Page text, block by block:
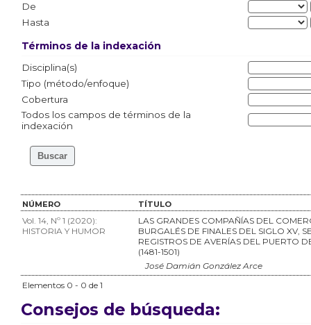
De
Hasta
Términos de la indexación
Disciplina(s)
Tipo (método/enfoque)
Cobertura
Todos los campos de términos de la
indexación
NÚMERO TÍTULO
Vol. 14, Nº 1 (2020):
HISTORIA Y HUMOR
LAS GRANDES COMPAÑÍAS DEL
BURGALÉS DE FINALES DEL SIGLO XV,
REGISTROS DE AVERÍAS DEL PUERTO
(1481-1501)
José Damián González Arce
Elementos 0 - 0 de 1
Consejos de búsqueda: